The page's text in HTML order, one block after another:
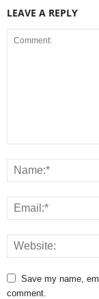
LEAVE A REPLY
Save my name,
comment.